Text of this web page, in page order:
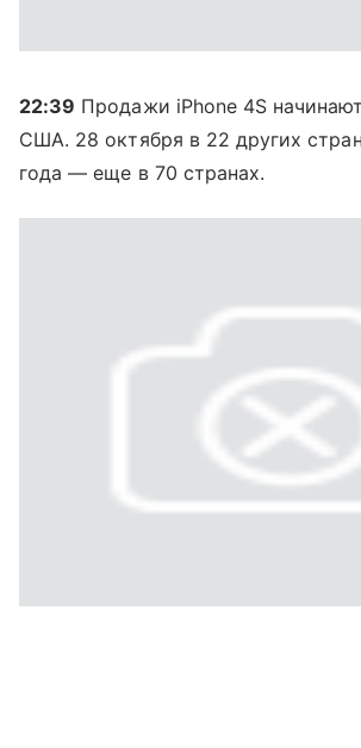
22:39 Продажи iPhone 4S
США. 28 октября в 22 других
года — еще в 70 странах.